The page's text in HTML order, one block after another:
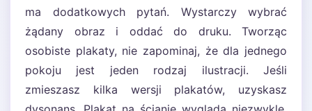
ma dodatkowych pytań. Wystarczy wybrać
żądany obraz i oddać do druku. Tworząc
osobiste plakaty, nie zapominaj, że dla jednego
pokoju jest jeden rodzaj ilustracji. Jeśli
zmieszasz kilka wersji plakatów, uzyskasz